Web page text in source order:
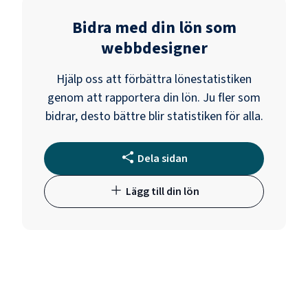
Bidra med din lön som
webbdesigner
Hjälp oss att förbättra lönestatistiken
genom att rapportera din lön. Ju fler som
bidrar, desto bättre blir statistiken för alla.
Dela sidan
Lägg till din lön